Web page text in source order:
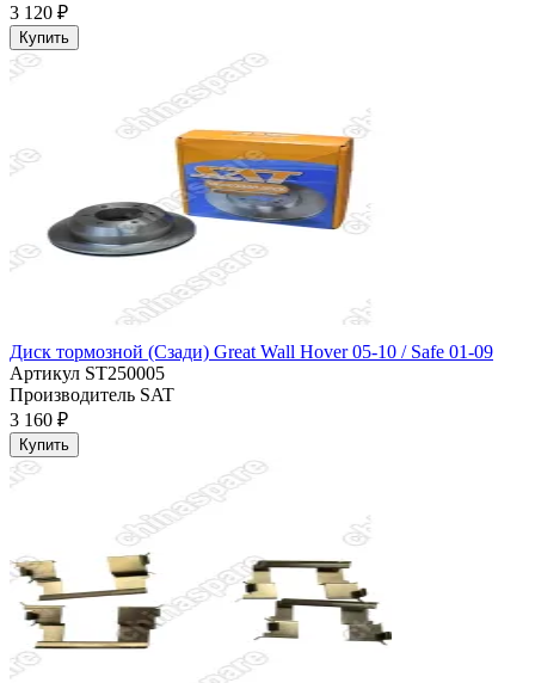
3 120 ₽
Купить
Диск тормозной (Сзади) Great Wall Hover 05-10 / Safe 01-09
Артикул ST250005
Производитель SAT
3 160 ₽
Купить